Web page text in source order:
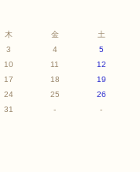
木 金
土
3 4
5
10 11
12
17 18
19
24 25
26
31 -
-